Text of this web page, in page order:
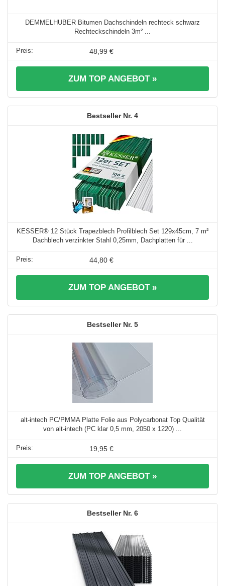
DEMMELHUBER Bitumen Dachschindeln rechteck schwarz
Rechteckschindeln 3m² ...
48,99 €
ZUM TOP ANGEBOT »
4
KESSER® 12 Stück Trapezblech Profilblech Set 129x45cm, 7 m²
Dachblech verzinkter Stahl 0,25mm, Dachplatten für ...
44,80 €
ZUM TOP ANGEBOT »
5
alt-intech PC/PMMA Platte Folie aus Polycarbonat Top Qualität
von alt-intech (PC klar 0,5 mm, 2050 x 1220) ...
19,95 €
ZUM TOP ANGEBOT »
6